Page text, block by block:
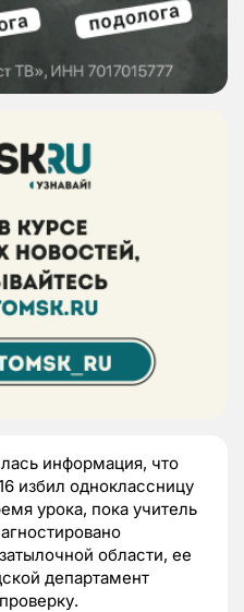
информация, что
избил одноклассницу
урока, пока учитель
области, ее
департамент